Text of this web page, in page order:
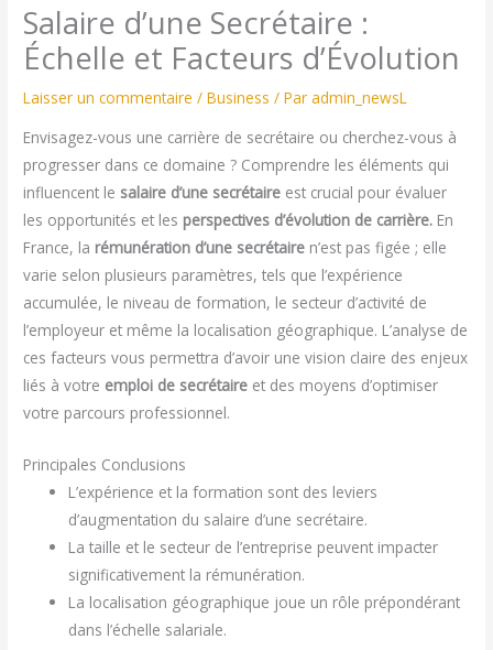
Salaire d’une Secrétaire :
Échelle et Facteurs d’Évolution
Laisser un commentaire /Business / Paradmin_newsL
Envisagez-vous une carrière de secrétaire ou cherchez-vous à
progresser dans ce domaine ? Comprendre les éléments qui
influencent le salaire d’une secrétaire est crucial pour évaluer
les opportunités et les perspectives d’évolution de carrière. En
France, la rémunération d’une secrétaire n’est pas figée ; elle
varie selon plusieurs paramètres, tels que l’expérience
accumulée, le niveau de formation, le secteur d’activité de
l’employeur et même la localisation géographique. L’analyse de
ces facteurs vous permettra d’avoir une vision claire des enjeux
liés à votre emploi de secrétaire et des moyens d’optimiser
votre parcours professionnel.
Principales Conclusions
L’expérience et la formation sont des leviers
d’augmentation du salaire d’une secrétaire.
La taille et le secteur de l’entreprise peuvent impacter
significativement la rémunération.
La localisation géographique joue un rôle prépondérant
dans l’échelle salariale.